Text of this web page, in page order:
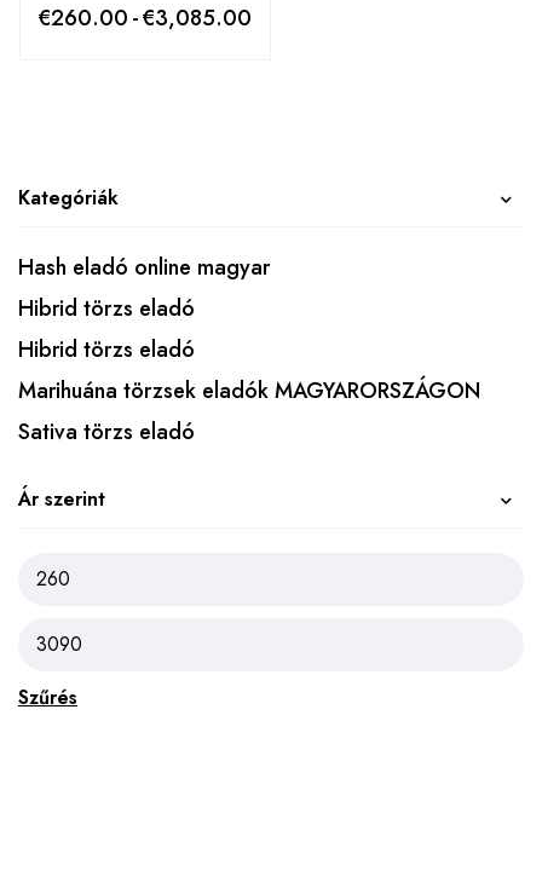
Kategóriák
Hash eladó online magyar
Hibrid törzs eladó
Hibrid törzs eladó
Marihuána törzsek eladók MAGYARORSZÁGON
Sativa törzs eladó
Ár szerint
Szűrés
€260.00-€3,085.00